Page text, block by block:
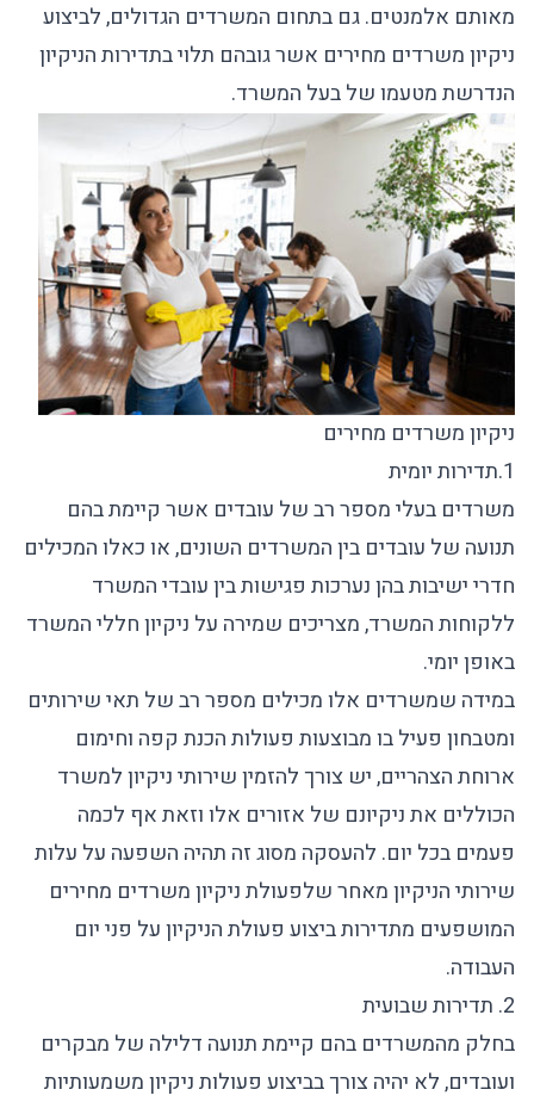
מאותם אלמנטים. גם בתחום המשרדים הגדולים, לביצוע
ניקיון משרדים מחירים אשר גובהם תלוי בתדירות הניקיון
הנדרשת מטעמו של בעל המשרד.
ניקיון משרדים מחירים
1.תדירות יומית
משרדים בעלי מספר רב של עובדים אשר קיימת בהם
תנועה של עובדים בין המשרדים השונים, או כאלו המכילים
חדרי ישיבות בהן נערכות פגישות בין עובדי המשרד
ללקוחות המשרד, מצריכים שמירה על ניקיון חללי המשרד
באופן יומי.
במידה שמשרדים אלו מכילים מספר רב של תאי שירותים
ומטבחון פעיל בו מבוצעות פעולות הכנת קפה וחימום
ארוחת הצהריים, יש צורך להזמיןשירותי ניקיון למשרד
הכוללים את ניקיונם של אזורים אלו וזאת אף לכמה
פעמים בכל יום. להעסקה מסוג זה תהיה השפעה על עלות
שירותי הניקיון מאחר שלפעולתניקיון משרדים מחירים
המושפעים מתדירות ביצוע פעולת הניקיון על פני יום
העבודה.
2. תדירות שבועית
בחלק מהמשרדים בהם קיימת תנועה דלילה של מבקרים
ועובדים, לא יהיה צורך בביצוע פעולות ניקיון משמעותיות